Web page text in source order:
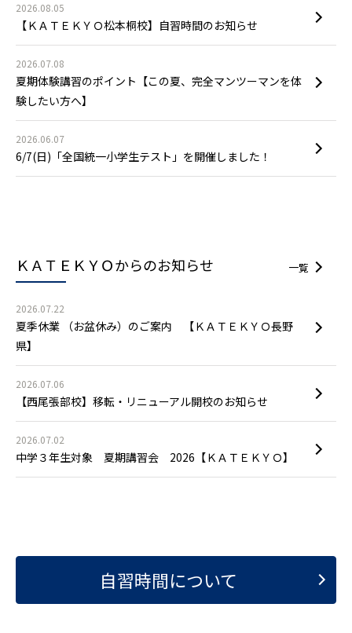
2026.08.05
【ＫＡＴＥＫＹＯ松本桐校】自習時間のお知らせ
2026.07.08
夏期体験講習のポイント【この夏、完全マンツーマンを体
験したい方へ】
2026.06.07
6/7(日)「全国統一小学生テスト」を開催しました！
ＫＡＴＥＫＹＯからのお知らせ
2026.07.22
夏季休業 （お盆休み）のご案内 【ＫＡＴＥＫＹＯ長野
県】
2026.07.06
【西尾張部校】移転・リニューアル開校のお知らせ
2026.07.02
中学３年生対象 夏期講習会 2026【ＫＡＴＥＫＹＯ】
一覧
自習時間について